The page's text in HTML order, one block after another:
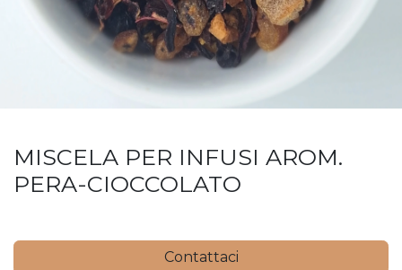
MISCELA PER INFUSI AROM.
PERA-CIOCCOLATO
Contattaci